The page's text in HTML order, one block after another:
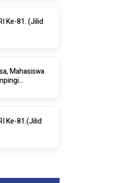
Ke-81. (Jilid
Mahasiswa
Ke-81.(Jilid